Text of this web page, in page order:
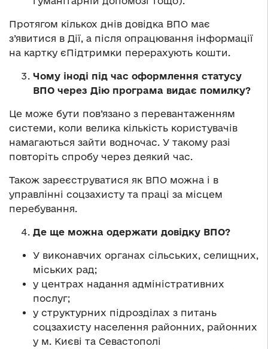
Протягом кількох днів довідка ВПО має
з’явитися в Дії, а після опрацювання інформації
на картку єПідтримки перерахують кошти.
Чому іноді під час оформлення статусу
ВПО через Дію програма видає помилку?
Це може бути пов’язано з перевантаженням
системи, коли велика кількість користувачів
намагаються зайти водночас. У такому разі
повторіть спробу через деякий час.
Також зареєструватися як ВПО можна і в
управлінні соцзахисту та праці за місцем
перебування.
Де ще можна одержати довідку ВПО?
У виконавчих органах сільських, селищних,
міських рад;
у центрах надання адміністративних
послуг;
у структурних підрозділах з питань
соцзахисту населення районних, районних
у м. Києві та Севастополі